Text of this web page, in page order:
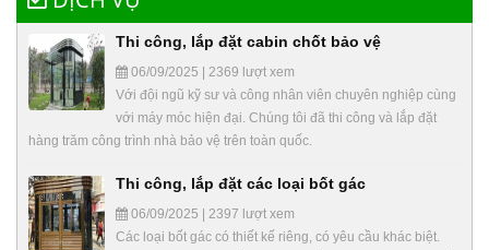
Thi công, lắp đặt cabin chốt bảo vệ
06/09/2025 | 2369 lượt xem
Với đội ngũ kỹ sư và công nhân viên chuyên nghiệp cùng
với máy móc hiện đại. Chúng tôi đã thi công và lắp đặt
hàng trăm công trình nhà bảo vệ trên toàn quốc.
Thi công, lắp đặt các loại bốt gác
06/09/2025 | 2397 lượt xem
Các loại bốt gác có thiết kế riêng, có yêu cầu khác biệt.